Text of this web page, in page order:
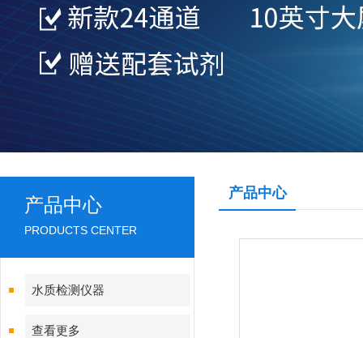
产品中心
PRODUCTS CENTER
水质检测仪器
查看更多
产品中心